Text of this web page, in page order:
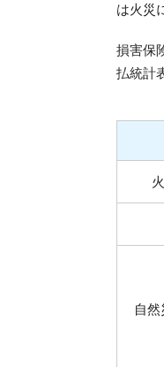
は火災
損害保
払統計
自